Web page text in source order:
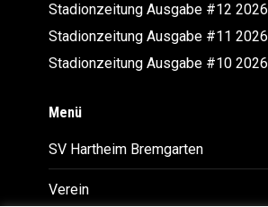
Stadionzeitung Ausgabe #12 2026
Stadionzeitung Ausgabe #11 2026
Stadionzeitung Ausgabe #10 2026
Menü
SV Hartheim Bremgarten
Verein